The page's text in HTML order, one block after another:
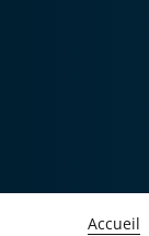
Accueil